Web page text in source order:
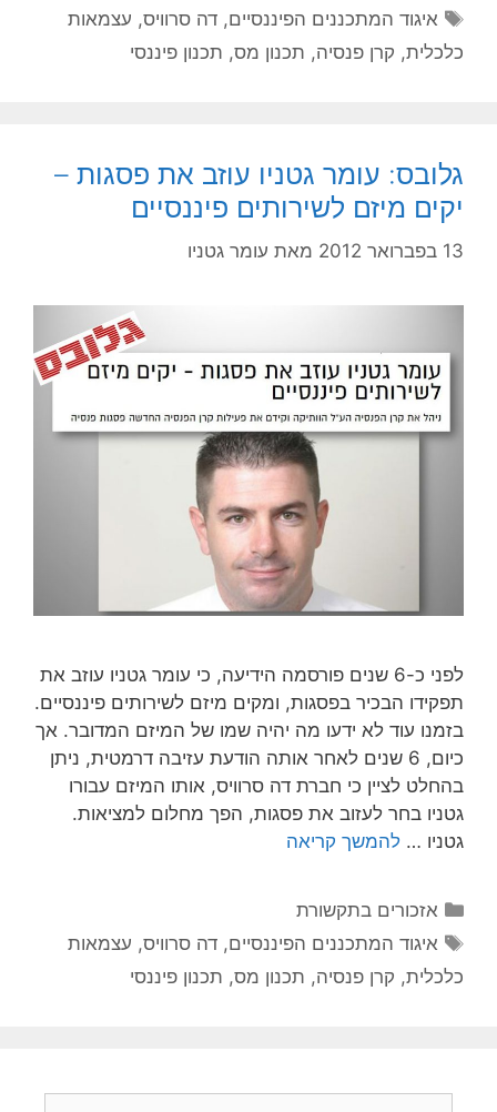
איגוד המתכננים הפיננסיים,דה סרוויס, עצמאות
כלכלית, קרן פנסיה, תכנון מס, תכנון פיננסי
גלובס: עומר גטניו עוזב את פסגות –
יקים מיזם לשירותים פיננסיים
13 בפברואר 2012 מאת עומר גטניו
לפני כ-6 שנים פורסמה הידיעה, כי עומר גטניו עוזב את
תפקידו הבכיר בפסגות, ומקים מיזם לשירותים פיננסיים.
בזמנו עוד לא ידעו מה יהיה שמו של המיזם המדובר. אך
כיום, 6 שנים לאחר אותה הודעת עזיבה דרמטית, ניתן
בהחלט לציין כי חברת דה סרוויס, אותו המיזם עבורו
גטניו בחר לעזוב את פסגות, הפך מחלום למציאות.
גטניו … להמשך קריאה
אזכורים בתקשורת
איגוד המתכננים הפיננסיים,דה סרוויס, עצמאות
כלכלית, קרן פנסיה, תכנון מס, תכנון פיננסי